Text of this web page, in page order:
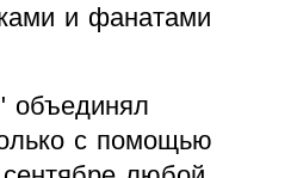
и фанатами
объединял
с помощью